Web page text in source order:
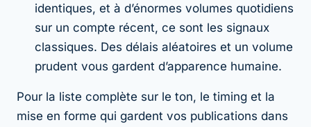
identiques, et à d’énormes volumes quotidiens
sur un compte récent, ce sont les signaux
classiques. Des délais aléatoires et un volume
prudent vous gardent d’apparence humaine.
Pour la liste complète sur le ton, le timing et la
mise en forme qui gardent vos publications dans